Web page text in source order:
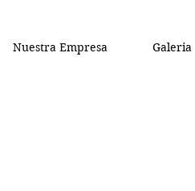
Nuestra Empresa Galeria